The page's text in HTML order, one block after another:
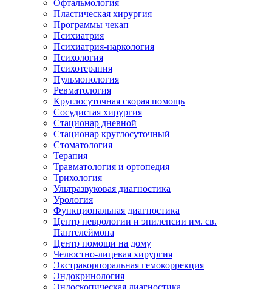
Офтальмология
Пластическая хирургия
Программы чекап
Психиатрия
Психиатрия-наркология
Психология
Психотерапия
Пульмонология
Ревматология
Круглосуточная скорая помощь
Сосудистая хирургия
Стационар дневной
Стационар круглосуточный
Стоматология
Терапия
Травматология и ортопедия
Трихология
Ультразвуковая диагностика
Урология
Функциональная диагностика
Центр неврологии и эпилепсии им. св.
Пантелеймона
Центр помощи на дому
Челюстно-лицевая хирургия
Экстракорпоральная гемокоррекция
Эндокринология
Эндоскопическая диагностика